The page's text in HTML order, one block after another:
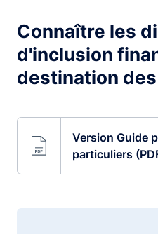
Connaître les
d'inclusion
destination
Version Guide
particuliers